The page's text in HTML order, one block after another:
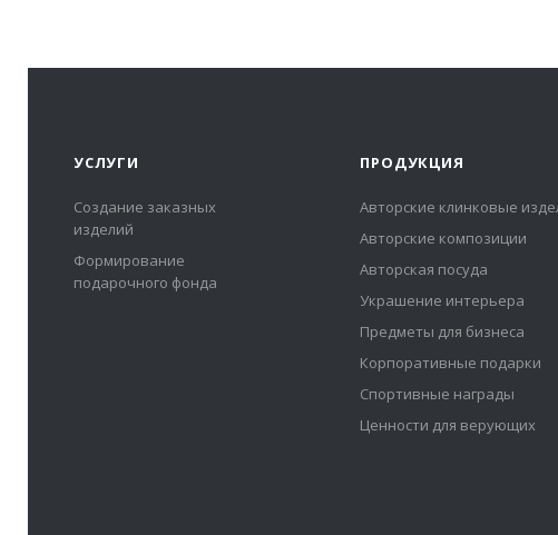
УСЛУГИ
Создание заказных
изделий
Формирование
подарочного фонда
ПРОДУКЦИЯ
Авторские клинковые
Авторские композиции
Авторская посуда
Украшение интерьера
Предметы для бизнеса
Корпоративные подарки
Спортивные награды
Ценности для верующих